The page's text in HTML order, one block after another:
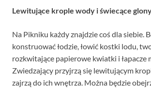
Lewitujące krople wody i świecące
Na Pikniku każdy znajdzie coś dla siebie.
konstruować łodzie, łowić kostki lodu,
rozkwitające papierowe kwiatki i łapacze
Zwiedzający przyjrzą się lewitującym
zajrzą do ich wnętrza. Można będzie